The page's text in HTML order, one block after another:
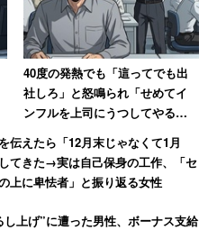
、走りながら1割ずつ精度を
要です。決断は「終着点」で
スタート地点」に過ぎませ
い。その柔軟性が、管理職の
決断のスピードを速めていき
る習慣を持つ
40度の発熱でも「這ってでも出
社しろ」と怒鳴られ「せめてイ
ンフルを上司にうつしてやる」
と思った男性 数年後その職場
は「潰された」【後編】
伝えたら「12月末じゃなくて1月
てきた→実は自己保身の工作、「セ
上に卑怯者」と振り返る女性
し上げ”に遭った男性、ボーナス支給